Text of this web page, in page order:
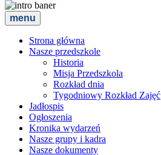
menu
Strona główna
Nasze przedszkole
Historia
Misja Przedszkola
Rozkład dnia
Tygodniowy Rozkład Zajęć
Jadłospis
Ogłoszenia
Kronika wydarzeń
Nasze grupy i kadra
Nasze dokumenty